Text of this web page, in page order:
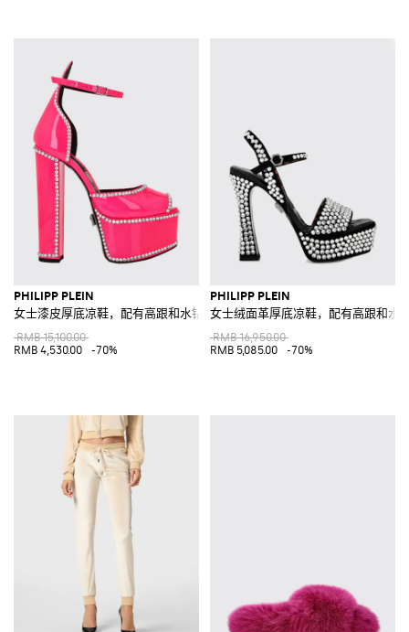
PHILIPP PLEIN
女士漆皮厚底凉鞋，配有高跟和水钻
RMB 15,100.00
RMB 4,530.00
-70%
PHILIPP PLEIN
女士绒面革厚底凉鞋，配有高跟和水
RMB 16,950.00
RMB 5,085.00
-70%